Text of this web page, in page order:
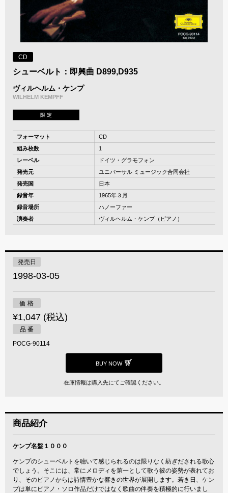
CD
シューベルト：即興曲 D899,D935
ヴィルヘルム・ケンプ
WILHELM KEMPFF
限 定
フォーマット
CD
組み枚数
1
レーベル
ドイツ・グラモフォン
発売元
ユニバーサル ミュージック合同会社
発売国
日本
録音年
1965年３月
録音場所
ハノーファー
演奏者
ヴィルヘルム・ケンプ（ピアノ）
発売日
1998-03-05
価 格
¥1,047 (税込)
品 番
POCG-90114
BUY NOW
在庫情報は購入先にてご確認ください。
商品紹介
ケンプ名盤１０００
ケンプのシューベルトを聴いて感じられるのは限りなく紡ぎだされる歌心
でしょう。そこには、常にメロディを第一として歌う彼の姿勢が表れてお
り、そのピアノからは詩情豊かな響きの世界が展開します。若き日、ケン
プは単にピアノ・ソロ作品だけではなく歌曲の伴奏を積極的に行いまし